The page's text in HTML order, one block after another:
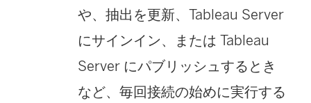
や、抽出を更新、Tableau Server
にサインイン、または Tableau
Server にパブリッシュするとき
など、毎回接続の始めに実行する